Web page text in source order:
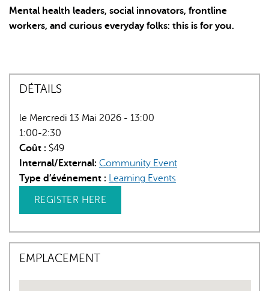
Mental health leaders, social innovators, frontline
workers, and curious everyday folks: this is for you.
DÉTAILS
le Mercredi 13 Mai 2026 - 13:00
1:00-2:30
Coût : $49
Internal/External: Community Event
Type d’événement : Learning Events
REGISTER HERE
EMPLACEMENT